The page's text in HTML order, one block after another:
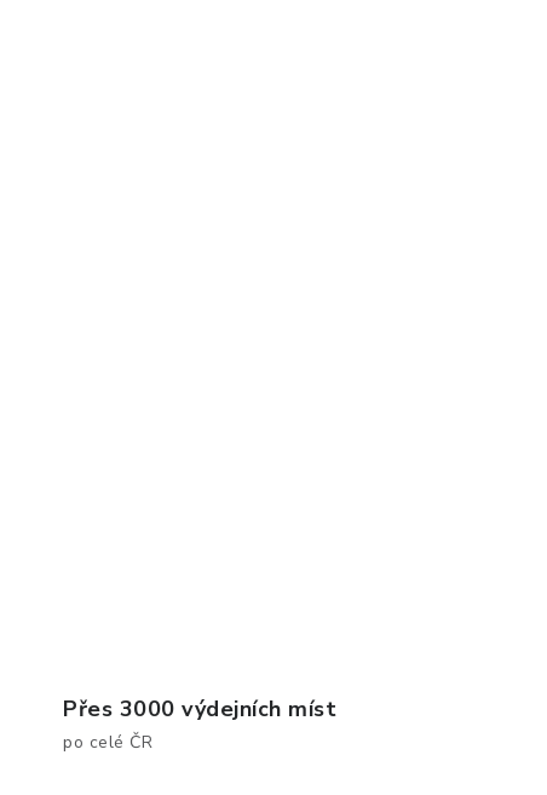
Přes 3000 výdejních míst
po celé ČR